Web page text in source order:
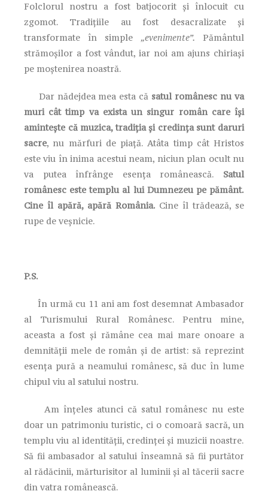
Folclorul nostru a fost batjocorit și înlocuit cu
zgomot. Tradițiile au fost desacralizate și
transformate în simple „evenimente”. Pământul
strămoșilor a fost vândut, iar noi am ajuns chiriași
pe moștenirea noastră.
Dar nădejdea mea esta că satul românesc nu va
muri cât timp va exista un singur român care își
amintește că muzica, tradiția și credința sunt daruri
sacre, nu mărfuri de piață. Atâta timp cât Hristos
este viu în inima acestui neam, niciun plan ocult nu
va putea înfrânge esența românească. Satul
românesc este templu al lui Dumnezeu pe pământ.
Cine îl apără, apără România. Cine îl trădează, se
rupe de veșnicie.
P.S.
În urmă cu 11 ani am fost desemnat Ambasador
al Turismului Rural Românesc. Pentru mine,
aceasta a fost și rămâne cea mai mare onoare a
demnității mele de român și de artist: să reprezint
esența pură a neamului românesc, să duc în lume
chipul viu al satului nostru.
Am înțeles atunci că satul românesc nu este
doar un patrimoniu turistic, ci o comoară sacră, un
templu viu al identității, credinței și muzicii noastre.
Să fii ambasador al satului înseamnă să fii purtător
al rădăcinii, mărturisitor al luminii și al tăcerii sacre
din vatra românească.